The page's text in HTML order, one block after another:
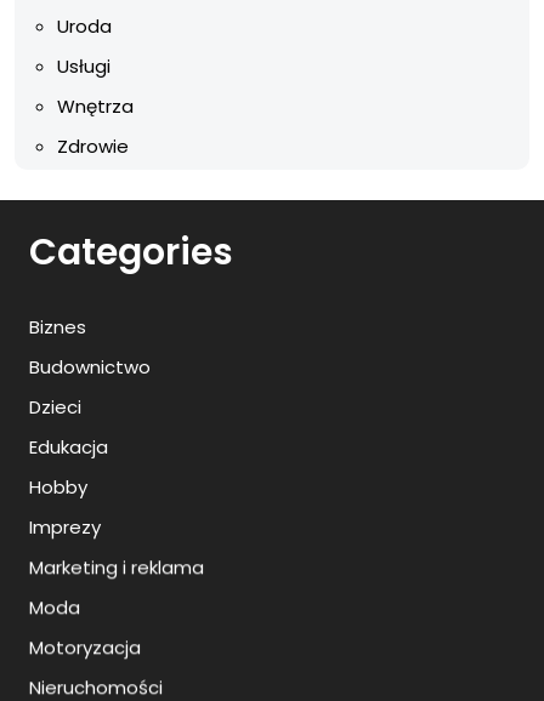
Uroda
Usługi
Wnętrza
Zdrowie
Categories
Biznes
Budownictwo
Dzieci
Edukacja
Hobby
Imprezy
Marketing i reklama
Moda
Motoryzacja
Nieruchomości